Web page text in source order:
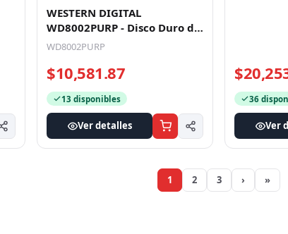
WESTERN DIGITAL
WD8002PURP - Disco Duro de
8TB Purple PRO / Especial
WD8002PURP
$10,581.87
13 disponibles
Ver detalles
36
Ver
1 2 3 › »